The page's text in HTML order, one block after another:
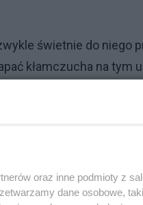
świetnie do niego
kłamczucha na tym
"
dyrektorowania
szanowanego
oraz inne podmioty z
dane osobowe,